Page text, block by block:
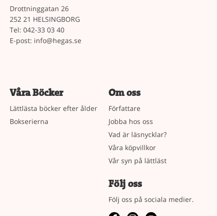
Drottninggatan 26
252 21 HELSINGBORG
Tel: 042-33 03 40
E-post: info@hegas.se
Våra Böcker
Lättlästa böcker efter ålder
Bokserierna
Om oss
Författare
Jobba hos oss
Vad är läsnycklar?
Våra köpvillkor
Vår syn på lättläst
Följ oss
Följ oss på sociala medier.